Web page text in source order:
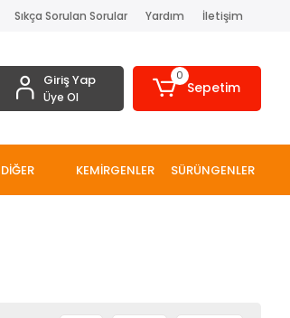
Sıkça Sorulan Sorular Yardım İletişim
Giriş Yap
Üye Ol
0
Sepetim
DİĞER KEMİRGENLER SÜRÜNGENLER